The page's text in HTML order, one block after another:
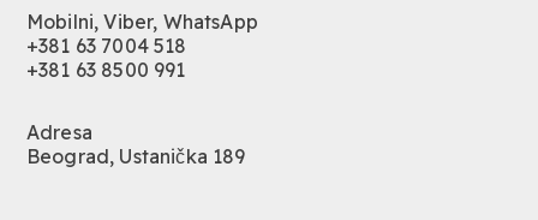
Mobilni, Viber, WhatsApp
+381 63 7004 518
+381 63 8500 991
Adresa
Beograd, Ustanička 189